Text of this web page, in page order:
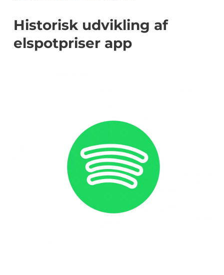
Historisk udvikling af
elspotpriser app